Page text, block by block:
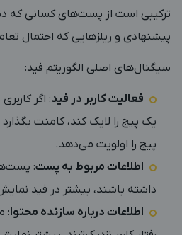
ترکیبی است از پست‌های کسانی که
پیشنهادی و ریلزهایی که احتمال
سیگنال‌های اصلی الگوریتم فید:
فعالیت کاربر در فید: اگر
یک پیج را لایک کند، کامنت بگذارد
پیج را اولویت می‌دهد.
اطلاعات مربوط به پست:
داشته باشند، بیشتر در فید
اطلاعات درباره سازنده محتوا: